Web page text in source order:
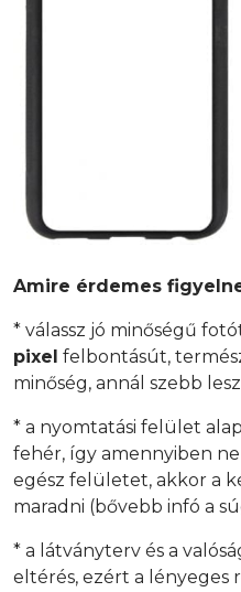
Amire érdemes
* válassz jó minőségű
pixel felbontásút,
minőség, annál szebb
* a nyomtatási felület
fehér, így amennyiben
egész felületet, akkor a
maradni (bővebb infó a
* a látványterv és a
eltérés, ezért a lényeges